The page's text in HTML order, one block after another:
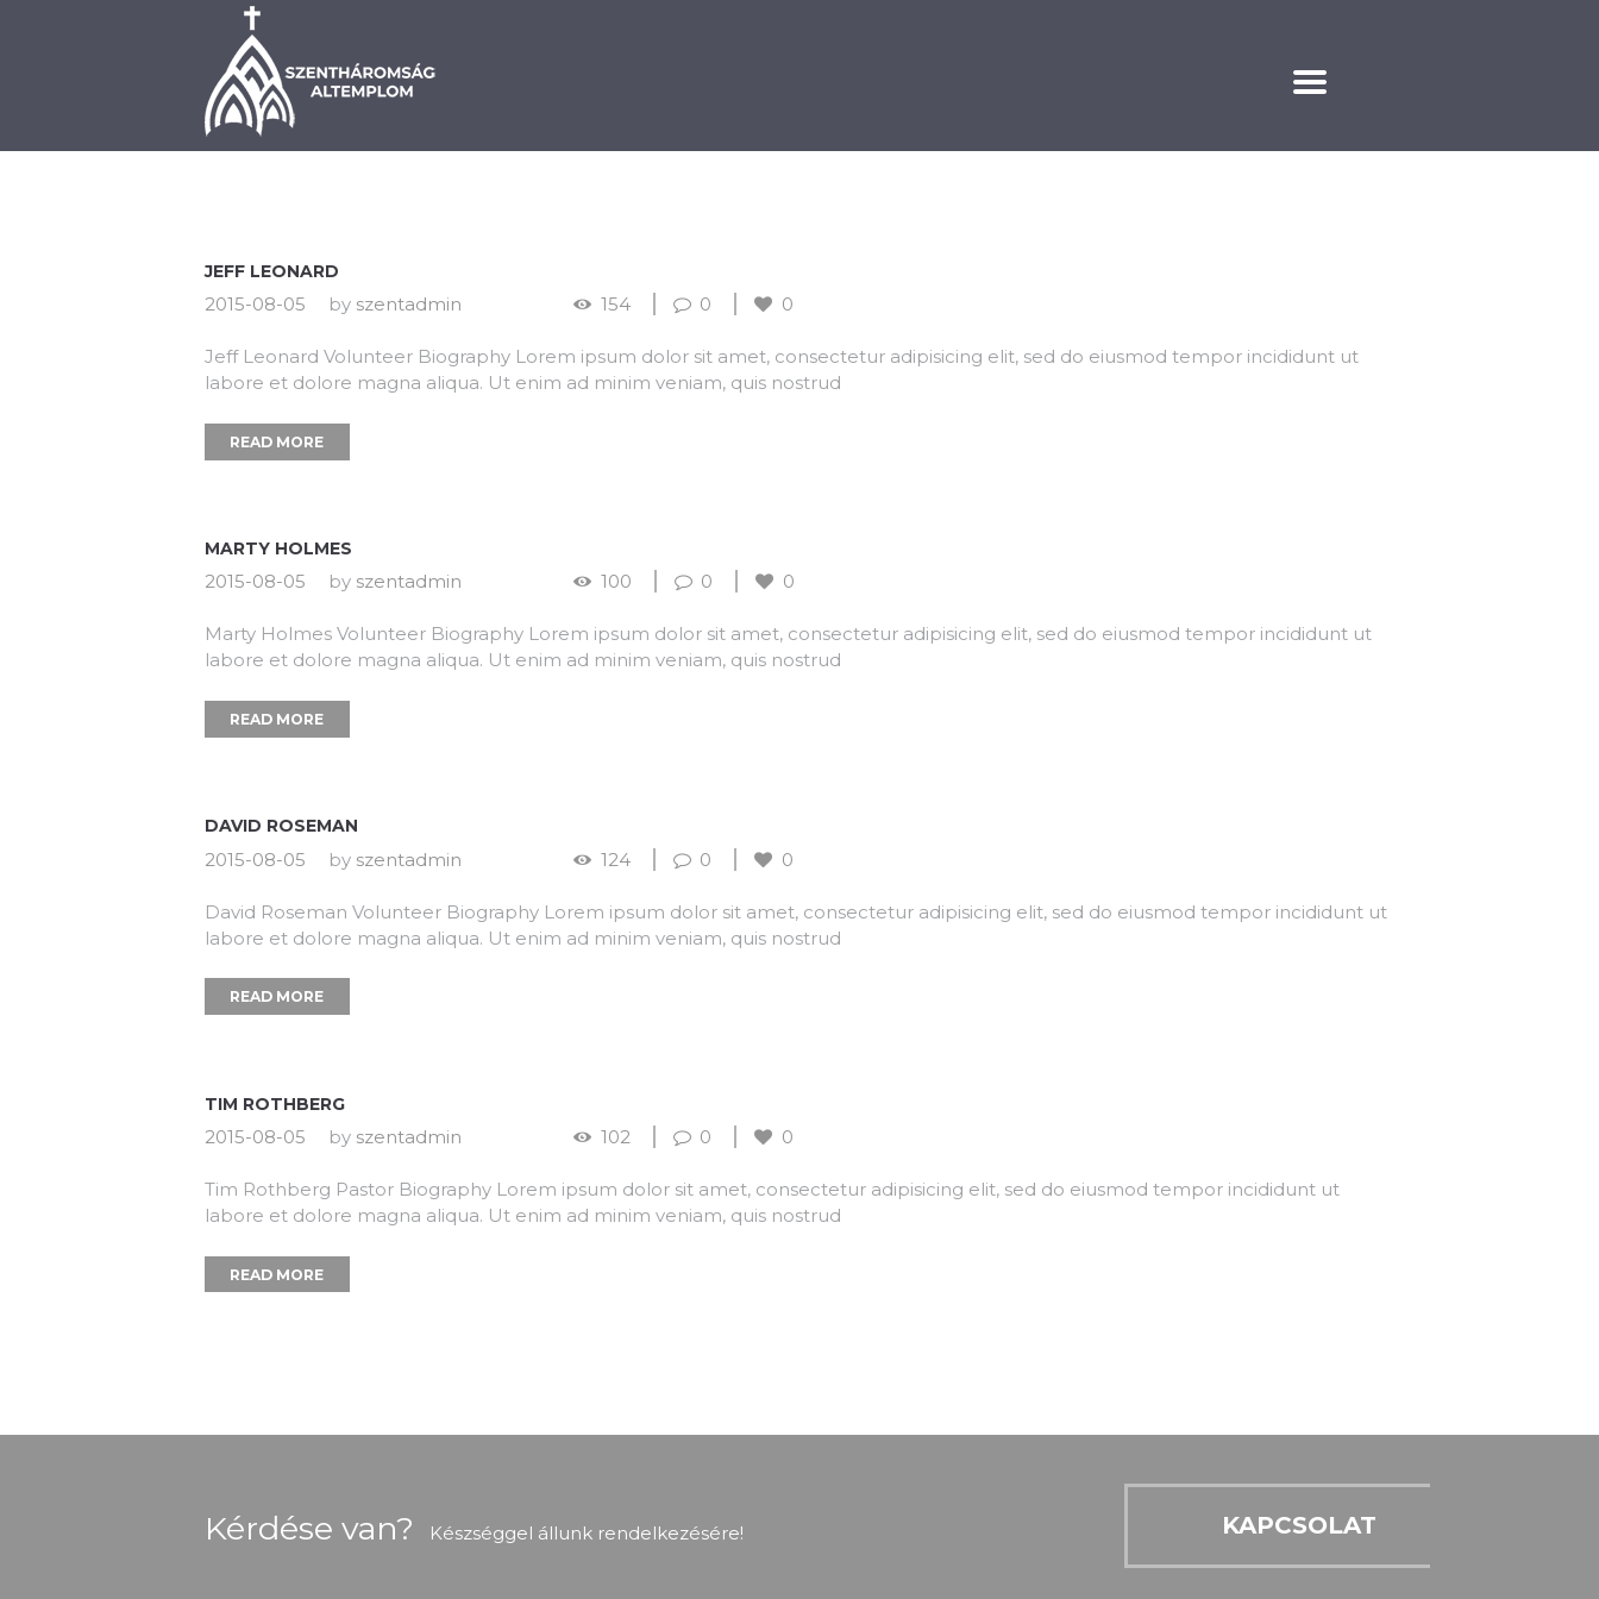
BEMUTATKOZÁS
JEFF LEONARD
2015-08-05 by szentadmin 154 0 0
Jeff Leonard Volunteer Biography Lorem ipsum dolor sit amet, consectetur adipisicing elit, sed do eiusmod tempor incididunt ut
labore et dolore magna aliqua. Ut enim ad minim veniam, quis nostrud
READ MORE
MARTY HOLMES
2015-08-05 by szentadmin 100 0 0
Marty Holmes Volunteer Biography Lorem ipsum dolor sit amet, consectetur adipisicing elit, sed do eiusmod tempor incididunt ut
labore et dolore magna aliqua. Ut enim ad minim veniam, quis nostrud
READ MORE
DAVID ROSEMAN
2015-08-05 by szentadmin 124 0 0
David Roseman Volunteer Biography Lorem ipsum dolor sit amet, consectetur adipisicing elit, sed do eiusmod tempor incididunt ut
labore et dolore magna aliqua. Ut enim ad minim veniam, quis nostrud
READ MORE
TIM ROTHBERG
2015-08-05 by szentadmin 102 0 0
Tim Rothberg Pastor Biography Lorem ipsum dolor sit amet, consectetur adipisicing elit, sed do eiusmod tempor incididunt ut
labore et dolore magna aliqua. Ut enim ad minim veniam, quis nostrud
READ MORE
Kérdése van? Készséggel állunk rendelkezésére! KAPCSOLAT